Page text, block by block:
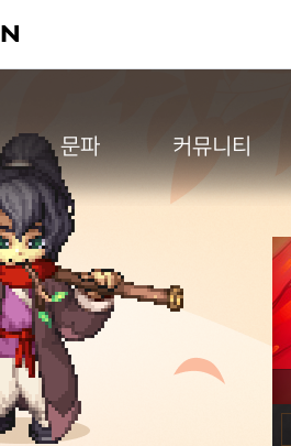
문파 커뮤니티